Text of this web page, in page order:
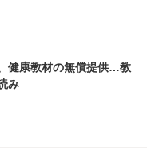
健康教材の無償提供…教
み